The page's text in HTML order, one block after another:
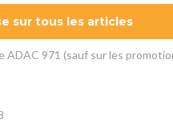
sur tous les articles
971 (sauf sur les